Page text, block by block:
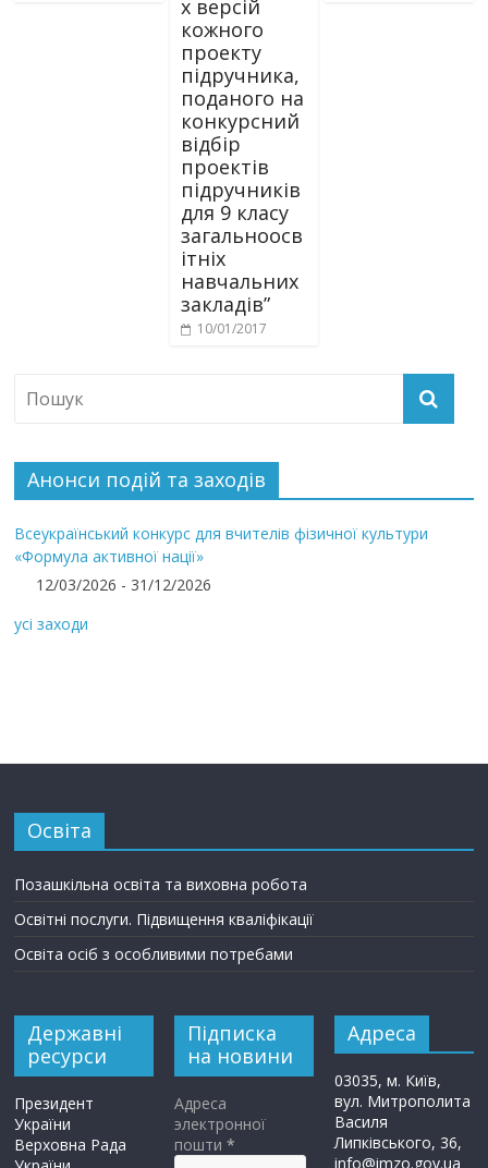
х версій
кожного
проекту
підручника,
поданого на
конкурсний
відбір
проектів
підручників
для 9 класу
загальноосв
ітніх
навчальних
закладів”
10/01/2017
Анонси подій та заходів
Всеукраїнський конкурс для вчителів фізичної культури
«Формула активної нації»
12/03/2026 - 31/12/2026
усі заходи
Освіта
Позашкільна освіта та виховна робота
Освітні послуги. Підвищення кваліфікації
Освіта осіб з особливими потребами
Державні
ресурси
Президент
України
Верховна Рада
Підписка
на новини
Адреса
электронної
пошти*
Адреса
03035, м. Київ,
вул. Митрополита
Василя
Липківського, 36,
info@imzo.gov.ua